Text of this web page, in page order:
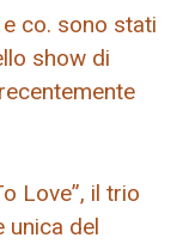
co. sono stati
show di
Love”, il trio
unica del